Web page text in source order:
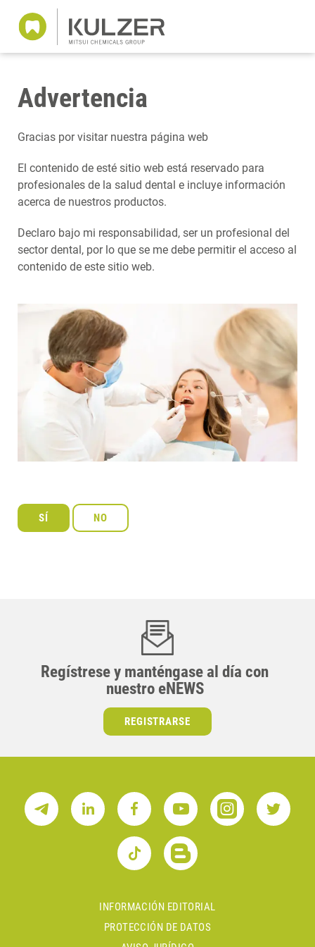
Advertencia
Gracias por visitar nuestra página web
El contenido de esté sitio web está reservado para
profesionales de la salud dental e incluye información
acerca de nuestros productos.
Declaro bajo mi responsabilidad, ser un profesional del
sector dental, por lo que se me debe permitir el acceso al
contenido de este sitio web.
Regístrese y manténgase al día con
nuestro eNEWS
REGISTRARSE
INFORMACIÓN EDITORIAL
PROTECCIÓN DE DATOS